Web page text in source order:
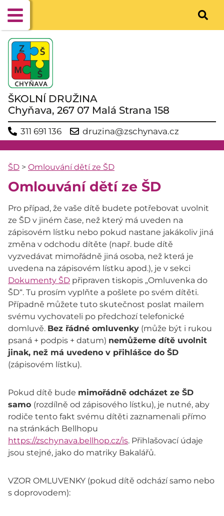
ŠKOLNÍ DRUŽINA
Chyňava, 267 07 Malá Strana 158
311 691 136 druzina@zschynava.cz
ŠD > Omlouvání dětí ze ŠD
Omlouvání dětí ze ŠD
Pro případ, že vaše dítě budete potřebovat uvolnit
ze ŠD v jiném čase, než který má uveden na
zápisovém lístku nebo pokud nastane jakákoliv jiná
změna v odchodu dítěte (např. bude dítě
vyzvedávat mimořádně jiná osoba, než která je
uvedena na zápisovém lístku apod.), je v sekci
Dokumenty ŠD připraven tiskopis „Omluvenka do
ŠD“. Tu prosím vyplňte a pošlete po svém dítěti.
Případně můžete tuto skutečnost poslat mailem
svému vychovateli po předchozí telefonické
domluvě. Bez řádné omluvenky (může být i rukou
psaná + podpis + datum) nemůžeme dítě uvolnit
jinak, než má uvedeno v přihlášce do ŠD
(zápisovém lístku).
Pokud dítě bude mimořádně odcházet ze ŠD
samo (rozdílně od zápisového lístku), je nutné, aby
rodiče tento fakt svému dítěti zaznamenali přímo
na stránkách Bellhopu
https://zschynava.bellhop.cz/is. Přihlašovací údaje
jsou stejné, jako do matriky Bakalářů.
VZOR OMLUVENKY (pokud dítě odchází samo nebo
s doprovodem):